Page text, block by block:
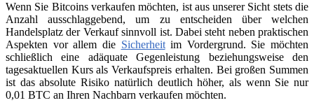
Wenn Sie Bitcoins verkaufen möchten, ist aus unserer Sicht stets die
Anzahl ausschlaggebend, um zu entscheiden über welchen
Handelsplatz der Verkauf sinnvoll ist. Dabei steht neben praktischen
Aspekten vor allem die Sicherheitim Vordergrund. Sie möchten
schließlich eine adäquate Gegenleistung beziehungsweise den
tagesaktuellen Kurs als Verkaufspreis erhalten. Bei großen Summen
ist das absolute Risiko natürlich deutlich höher, als wenn Sie nur
0,01 BTC an Ihren Nachbarn verkaufen möchten.